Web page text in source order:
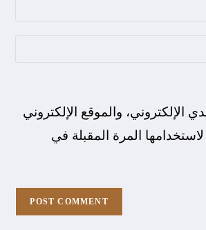
الإلكتروني، والموقع الإلكتروني
المرة المقبلة في